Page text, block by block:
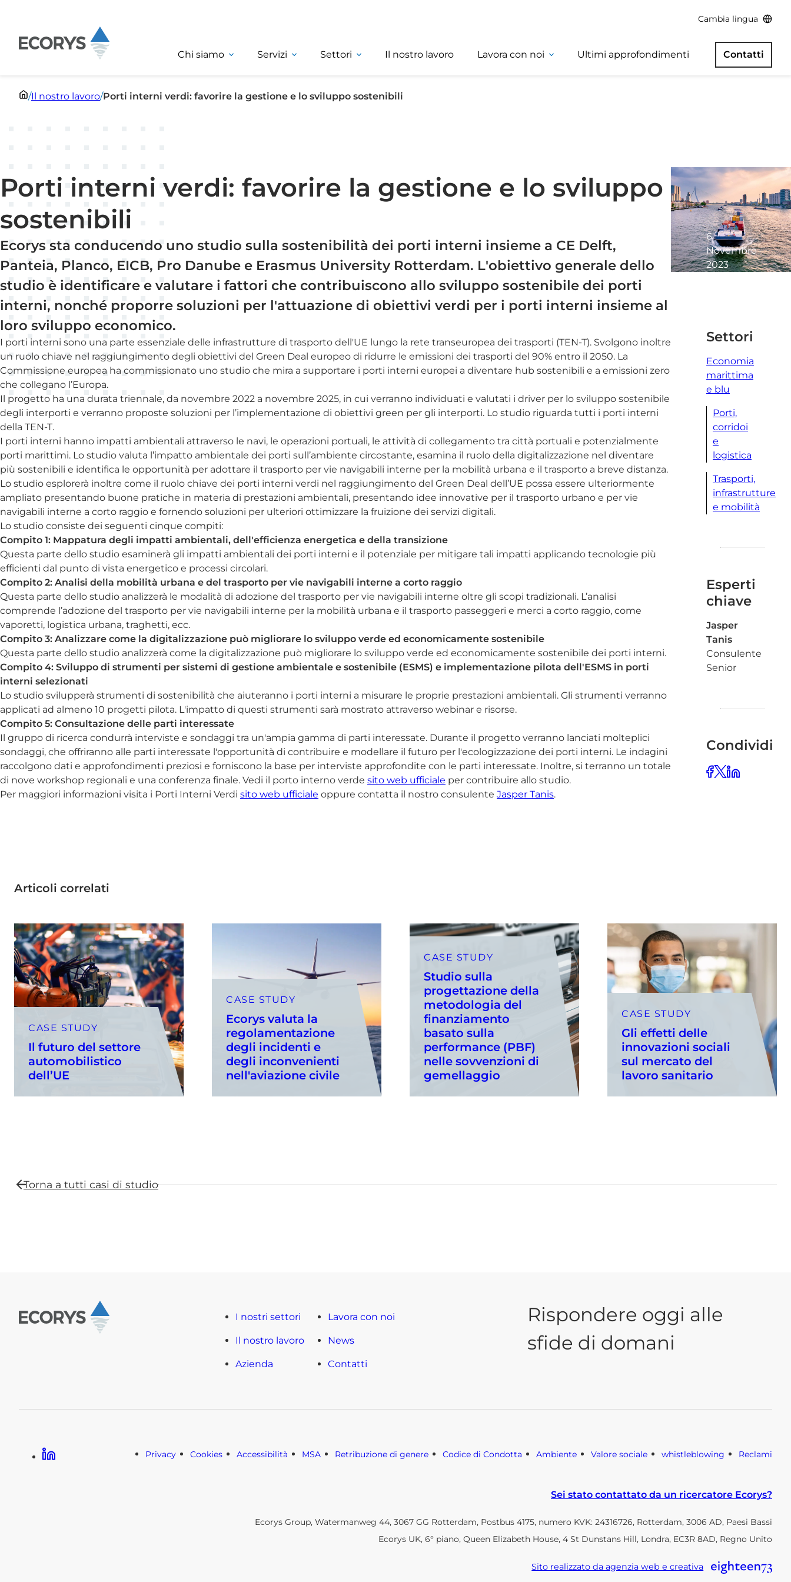
Cambia lingua
Chi siamo Servizi Settori Il nostro lavoro Lavora con noi Ultimi approfondimenti Contatti
/Il nostro lavoro/Porti interni verdi: favorire la gestione e lo sviluppo sostenibili
Porti interni verdi: favorire la gestione e lo sviluppo
sostenibili
Ecorys sta conducendo uno studio sulla sostenibilità dei porti interni insieme a CE Delft,
Panteia, Planco, EICB, Pro Danube e Erasmus University Rotterdam. L'obiettivo generale dello
studio è identificare e valutare i fattori che contribuiscono allo sviluppo sostenibile dei porti
interni, nonché proporre soluzioni per l'attuazione di obiettivi verdi per i porti interni insieme al
loro sviluppo economico.
I porti interni sono una parte essenziale delle infrastrutture di trasporto dell'UE lungo la rete transeuropea dei trasporti (TEN-T). Svolgono inoltre
un ruolo chiave nel raggiungimento degli obiettivi del Green Deal europeo di ridurre le emissioni dei trasporti del 90% entro il 2050. La
Commissione europea ha commissionato uno studio che mira a supportare i porti interni europei a diventare hub sostenibili e a emissioni zero
che collegano l’Europa.
Il progetto ha una durata triennale, da novembre 2022 a novembre 2025, in cui verranno individuati e valutati i driver per lo sviluppo sostenibile
degli interporti e verranno proposte soluzioni per l’implementazione di obiettivi green per gli interporti. Lo studio riguarda tutti i porti interni
della TEN-T.
I porti interni hanno impatti ambientali attraverso le navi, le operazioni portuali, le attività di collegamento tra città portuali e potenzialmente
porti marittimi. Lo studio valuta l’impatto ambientale dei porti sull’ambiente circostante, esamina il ruolo della digitalizzazione nel diventare
più sostenibili e identifica le opportunità per adottare il trasporto per vie navigabili interne per la mobilità urbana e il trasporto a breve distanza.
Lo studio esplorerà inoltre come il ruolo chiave dei porti interni verdi nel raggiungimento del Green Deal dell’UE possa essere ulteriormente
ampliato presentando buone pratiche in materia di prestazioni ambientali, presentando idee innovative per il trasporto urbano e per vie
navigabili interne a corto raggio e fornendo soluzioni per ulteriori ottimizzare la fruizione dei servizi digitali.
Lo studio consiste dei seguenti cinque compiti:
Compito 1: Mappatura degli impatti ambientali, dell'efficienza energetica e della transizione
Questa parte dello studio esaminerà gli impatti ambientali dei porti interni e il potenziale per mitigare tali impatti applicando tecnologie più
efficienti dal punto di vista energetico e processi circolari.
Compito 2: Analisi della mobilità urbana e del trasporto per vie navigabili interne a corto raggio
Questa parte dello studio analizzerà le modalità di adozione del trasporto per vie navigabili interne oltre gli scopi tradizionali. L’analisi
comprende l’adozione del trasporto per vie navigabili interne per la mobilità urbana e il trasporto passeggeri e merci a corto raggio, come
vaporetti, logistica urbana, traghetti, ecc.
Compito 3: Analizzare come la digitalizzazione può migliorare lo sviluppo verde ed economicamente sostenibile
Questa parte dello studio analizzerà come la digitalizzazione può migliorare lo sviluppo verde ed economicamente sostenibile dei porti interni.
Compito 4: Sviluppo di strumenti per sistemi di gestione ambientale e sostenibile (ESMS) e implementazione pilota dell'ESMS in porti
interni selezionati
Lo studio svilupperà strumenti di sostenibilità che aiuteranno i porti interni a misurare le proprie prestazioni ambientali. Gli strumenti verranno
applicati ad almeno 10 progetti pilota. L'impatto di questi strumenti sarà mostrato attraverso webinar e risorse.
Compito 5: Consultazione delle parti interessate
Il gruppo di ricerca condurrà interviste e sondaggi tra un'ampia gamma di parti interessate. Durante il progetto verranno lanciati molteplici
sondaggi, che offriranno alle parti interessate l'opportunità di contribuire e modellare il futuro per l'ecologizzazione dei porti interni. Le indagini
raccolgono dati e approfondimenti preziosi e forniscono la base per interviste approfondite con le parti interessate. Inoltre, si terranno un totale
di nove workshop regionali e una conferenza finale. Vedi il porto interno verde sito web ufficiale per contribuire allo studio.
Per maggiori informazioni visita i Porti Interni Verdi sito web ufficiale oppure contatta il nostro consulente Jasper Tanis.
6
Novembre
2023
Settori
Economia
marittima
e blu
Porti,
corridoi
e
logistica
Trasporti,
infrastrutture
e mobilità
Esperti
chiave
Jasper
Tanis
Consulente
Senior
Condividi
Articoli correlati
CASE STUDY
Il futuro del settore
automobilistico
dell’UE
CASE STUDY
Ecorys valuta la
regolamentazione
degli incidenti e
degli inconvenienti
nell'aviazione civile
CASE STUDY
Studio sulla
progettazione della
metodologia del
finanziamento
basato sulla
performance (PBF)
nelle sovvenzioni di
gemellaggio
CASE STUDY
Gli effetti delle
innovazioni sociali
sul mercato del
lavoro sanitario
Torna a tutti casi di studio
I nostri settori
Il nostro lavoro
Azienda
Lavora con noi
News
Contatti
Rispondere oggi alle
sfide di domani
LinkedIn Privacy Cookies Accessibilità MSA Retribuzione di genere Codice di Condotta Ambiente Valore sociale whistleblowing Reclami
Sei stato contattato da un ricercatore Ecorys?
Ecorys Group, Watermanweg 44, 3067 GG Rotterdam, Postbus 4175, numero KVK: 24316726, Rotterdam, 3006 AD, Paesi Bassi
Ecorys UK, 6° piano, Queen Elizabeth House, 4 St Dunstans Hill, Londra, EC3R 8AD, Regno Unito
Sito realizzato da agenzia web e creativa